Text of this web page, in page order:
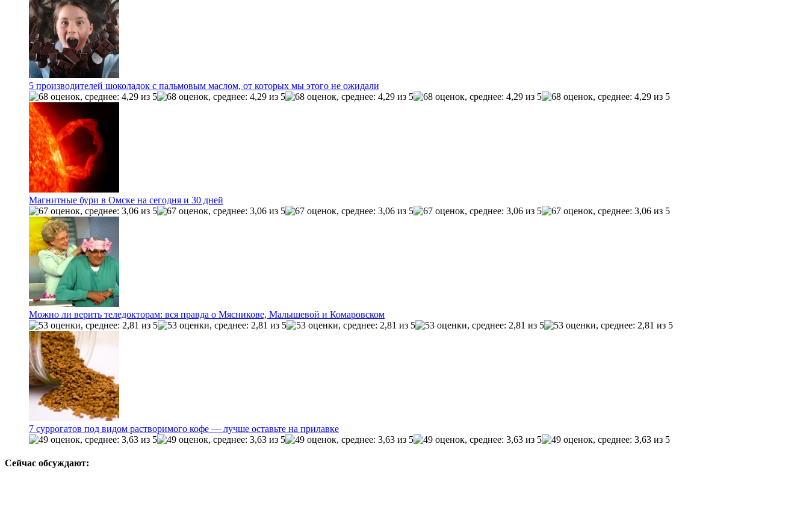
5 производителей шоколадок с пальмовым маслом, от которых мы этого не ожидали
Магнитные бури в Омске на сегодня и 30 дней
Можно ли верить теледокторам: вся правда о Мясникове, Малышевой и Комаровском
7 суррогатов под видом растворимого кофе — лучше оставьте на прилавке
Сейчас обсуждают: